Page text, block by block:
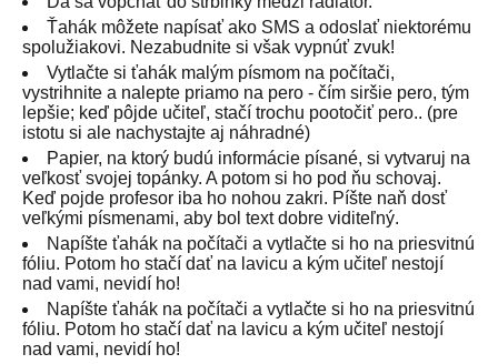
Ťahák môžete napísať ako SMS a odoslať niektorému
spolužiakovi. Nezabudnite si však vypnúť zvuk!
Vytlačte si ťahák malým písmom na počítači,
vystrihnite a nalepte priamo na pero - čím siršie pero, tým
lepšie; keď pôjde učiteľ, stačí trochu pootočiť pero.. (pre
istotu si ale nachystajte aj náhradné)
Papier, na ktorý budú informácie písané, si vytvaruj na
veľkosť svojej topánky. A potom si ho pod ňu schovaj.
Keď pojde profesor iba ho nohou zakri. Píšte naň dosť
veľkými písmenami, aby bol text dobre viditeľný.
Napíšte ťahák na počítači a vytlačte si ho na priesvitnú
fóliu. Potom ho stačí dať na lavicu a kým učiteľ nestojí
nad vami, nevidí ho!
Napíšte ťahák na počítači a vytlačte si ho na priesvitnú
fóliu. Potom ho stačí dať na lavicu a kým učiteľ nestojí
nad vami, nevidí ho!